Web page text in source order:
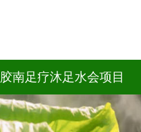
胶南足疗沐足水会项目